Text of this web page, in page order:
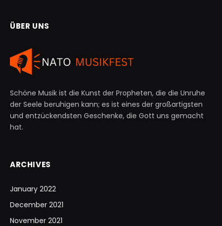
ÜBER UNS
Schöne Musik ist die Kunst der Propheten, die die Unruhe
der Seele beruhigen kann; es ist eines der großartigsten
und entzückendsten Geschenke, die Gott uns gemacht
hat.
ARCHIVES
January 2022
December 2021
November 2021